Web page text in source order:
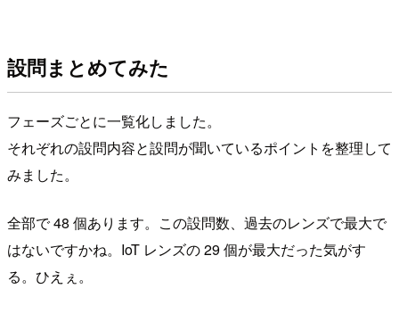
設問まとめてみた
フェーズごとに一覧化しました。
それぞれの設問内容と設問が聞いているポイントを整理して
みました。
全部で 48 個あります。この設問数、過去のレンズで最大で
はないですかね。IoT レンズの 29 個が最大だった気がす
る。ひえぇ。